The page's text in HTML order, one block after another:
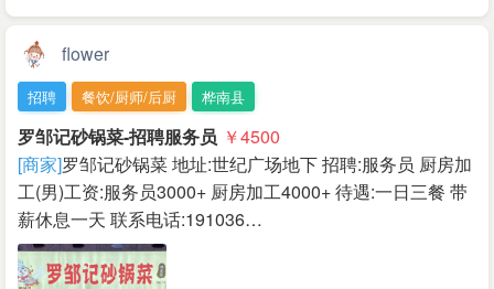
flower
招聘 餐饮/厨师/后厨 桦南县
罗邹记砂锅菜-招聘服务员 ￥4500
[商家]罗邹记砂锅菜 地址:世纪广场地下 招聘:服务员 厨房加
工(男) ​工资:服务员3000+ 厨房加工4000+ 待遇:一日三餐 带
薪休息一天 联系电话:191036…